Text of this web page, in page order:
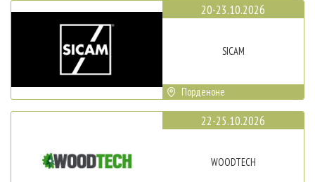
20-23.10.2026
SICAM
Порденоне
22-25.10.2026
WOODTECH